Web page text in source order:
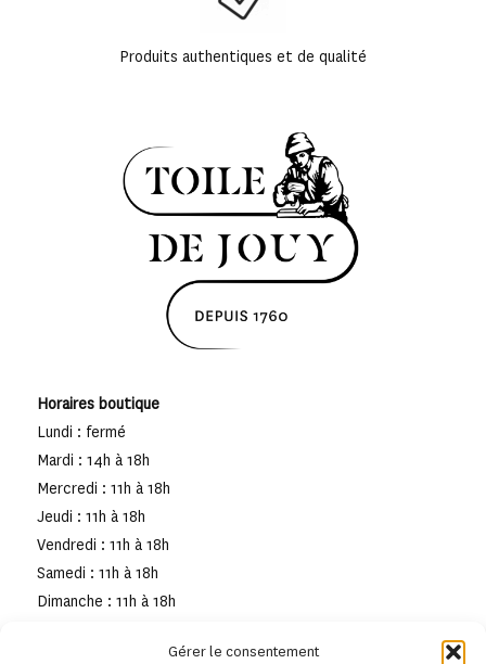
Gérer le consentement
Produits authentiques et de qualité
Horaires boutique
Lundi : fermé
Mardi : 14h à 18h
Mercredi : 11h à 18h
Jeudi : 11h à 18h
Vendredi : 11h à 18h
Samedi : 11h à 18h
Dimanche : 11h à 18h